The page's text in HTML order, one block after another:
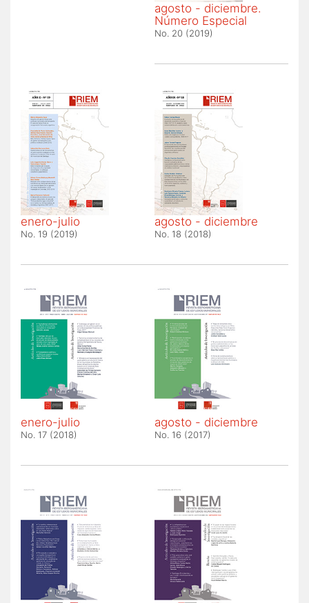
agosto - diciembre.
Número Especial
No. 20 (2019)
enero-julio
No. 19 (2019)
agosto - diciembre
No. 18 (2018)
enero-julio
No. 17 (2018)
agosto - diciembre
No. 16 (2017)